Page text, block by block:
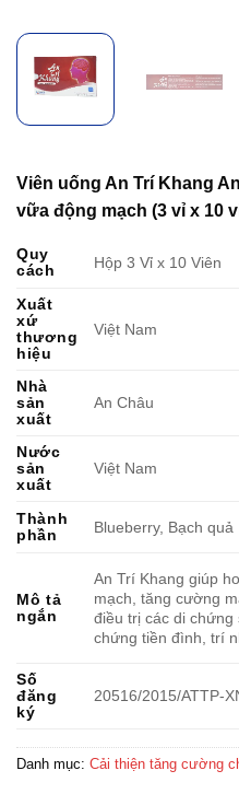
Viên uống An Trí Khang
vữa động mạch (3 vỉ x 10
Quy
cách
Hộp 3 Vỉ x 10 Viên
Xuất
xứ
thương
hiệu
Việt Nam
Nhà
sản
xuất
An Châu
Nước
sản
xuất
Việt Nam
Thành
phần
Blueberry, Bạch quả
Mô tả
ngắn
An Trí Khang giúp
mạch, tăng cường
điều trị các di
chứng tiền đình, trí
Số
đăng
ký
20516/2015/ATTP-
Danh mục: Cải thiện tăng cường